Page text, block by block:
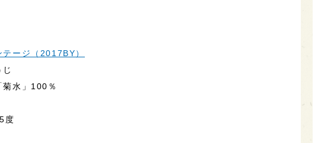
ージ（2017BY）
菊水」100％
度